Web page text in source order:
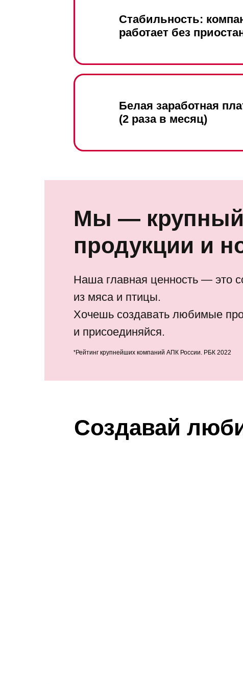
Стабильность:
работает без
Белая заработная
(2 раза в месяц)
Мы — крупный
продукции и
Наша главная ценность — это
из мяса и птицы.
Хочешь создавать любимые
и присоединяйся.
*Рейтинг крупнейших компаний АПК России. РБК 2022
Создавай